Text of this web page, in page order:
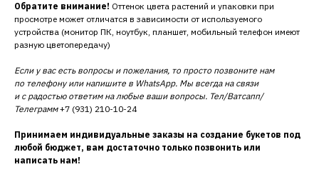
Обратите внимание! Оттенок цвета растений и упаковки при
просмотре может отличатся в зависимости от используемого
устройства (монитор ПК, ноутбук, планшет, мобильный телефон имеют
разную цветопередачу)
Если у вас есть вопросы и пожелания, то просто позвоните нам
по телефону или напишите в WhatsApp. Мы всегда на связи
и с радостью ответим на любые ваши вопросы. Тел/Ватсапп/
Телеграмм+7 (931) 210-10-24
Принимаем индивидуальные заказы на создание букетов под
любой бюджет, вам достаточно только позвонить или
написать нам!